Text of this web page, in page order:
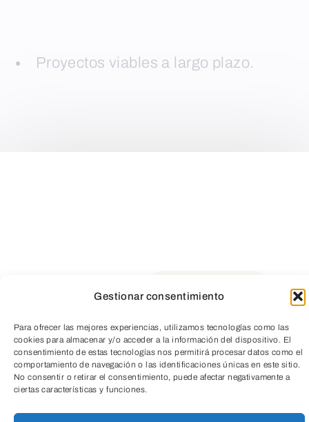
Gestionar consentimiento
Para ofrecer las mejores experiencias, utilizamos tecnologías como las
cookies para almacenar y/o acceder a la información del dispositivo. El
consentimiento de estas tecnologías nos permitirá procesar datos como el
comportamiento de navegación o las identificaciones únicas en este sitio.
No consentir o retirar el consentimiento, puede afectar negativamente a
ciertas características y funciones.
TeleEntradas
Proyectos viables a largo plazo.